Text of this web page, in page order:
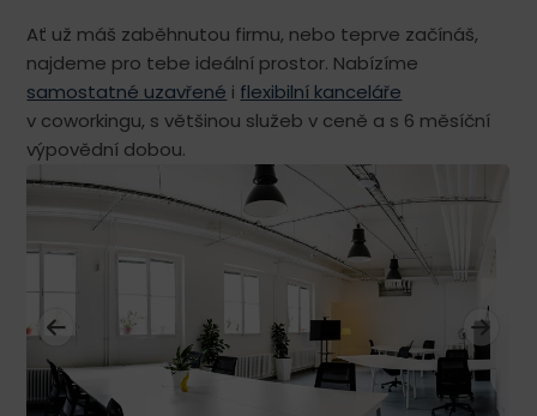
Ať už máš zaběhnutou firmu, nebo teprve začínáš,
najdeme pro tebe ideální prostor. Nabízíme
samostatné uzavřené i flexibilní kanceláře
v coworkingu, s většinou služeb v ceně a s 6 měsíční
výpovědní dobou.